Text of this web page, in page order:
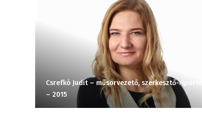
Csrefkó Judit – műsorvezető, szerkesztő-riporter
– 2015